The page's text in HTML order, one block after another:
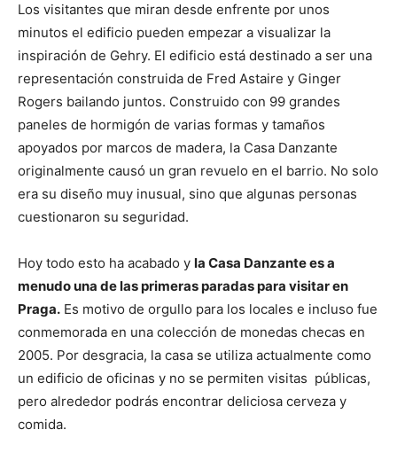
Los visitantes que miran desde enfrente por unos
minutos el edificio pueden empezar a visualizar la
inspiración de Gehry. El edificio está destinado a ser una
representación construida de Fred Astaire y Ginger
Rogers bailando juntos. Construido con 99 grandes
paneles de hormigón de varias formas y tamaños
apoyados por marcos de madera, la Casa Danzante
originalmente causó un gran revuelo en el barrio. No solo
era su diseño muy inusual, sino que algunas personas
cuestionaron su seguridad.
Hoy todo esto ha acabado y la Casa Danzante es a
menudo una de las primeras paradas para visitar en
Praga. Es motivo de orgullo para los locales e incluso fue
conmemorada en una colección de monedas checas en
2005. Por desgracia, la casa se utiliza actualmente como
un edificio de oficinas y no se permiten visitas públicas,
pero alrededor podrás encontrar deliciosa cerveza y
comida.